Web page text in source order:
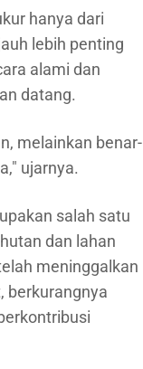
hanya dari
lebih penting
alami dan
datang.
melainkan benar-
ujarnya.
salah satu
dan lahan
meninggalkan
berkurangnya